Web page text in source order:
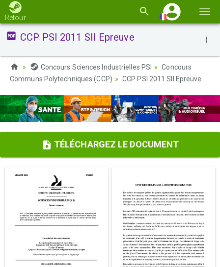
la
Retour
CCP PSI 2011 SII Epreuve
Concours Sciences Industrielles PSI
Concours
Communs Polytechniques (CCP)
CCP PSI 2011 SII Epreuve
TÉLÉCHARGEZ LE DOCUMENT